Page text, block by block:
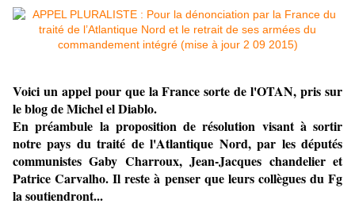
Voici un appel pour que la France sorte de l'OTAN, pris sur
le blog de Michel el Diablo.
En préambule la proposition de résolution visant à sortir
notre pays du traité de l'Atlantique Nord, par les députés
communistes Gaby Charroux, Jean-Jacques chandelier et
Patrice Carvalho. Il reste à penser que leurs collègues du Fg
la soutiendront...